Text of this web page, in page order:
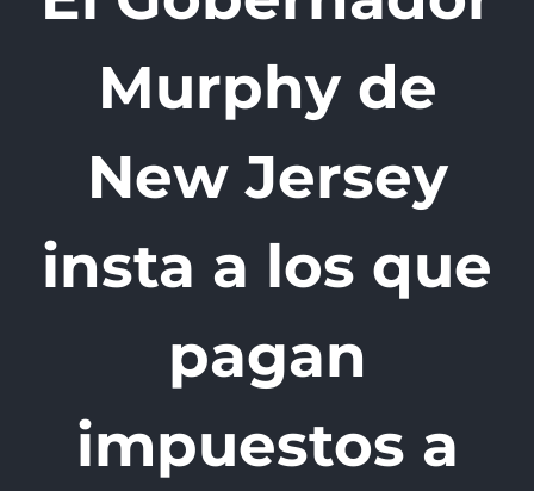
Murphy de
New Jersey
insta a los que
pagan
impuestos a